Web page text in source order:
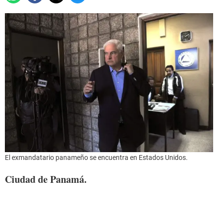
El exmandatario panameño se encuentra en Estados Unidos.
Ciudad de Panamá.